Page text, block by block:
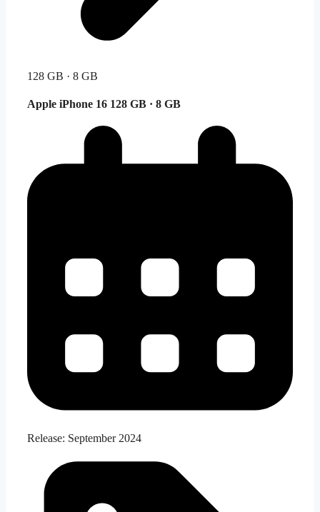
128 GB · 8 GB
Apple iPhone 16 128 GB · 8 GB
Release: September 2024